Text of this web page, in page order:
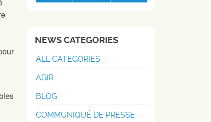
NEWS CATEGORIES
ALL CATEGORIES
AGIR
BLOG
COMMUNIQUÉ DE PRESSE